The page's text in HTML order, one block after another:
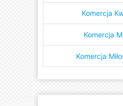
Komercja
Komercja
Komercja